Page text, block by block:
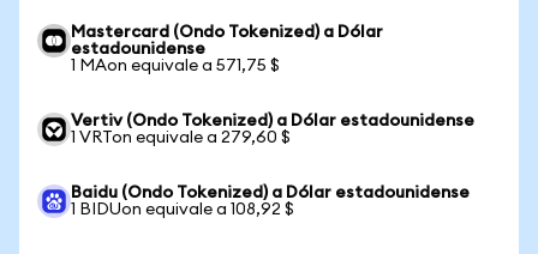
Mastercard (Ondo Tokenized) a Dólar
estadounidense
1 MAon equivale a 571,75 $
Vertiv (Ondo Tokenized) a Dólar estadounidense
1 VRTon equivale a 279,60 $
Baidu (Ondo Tokenized) a Dólar estadounidense
1 BIDUon equivale a 108,92 $